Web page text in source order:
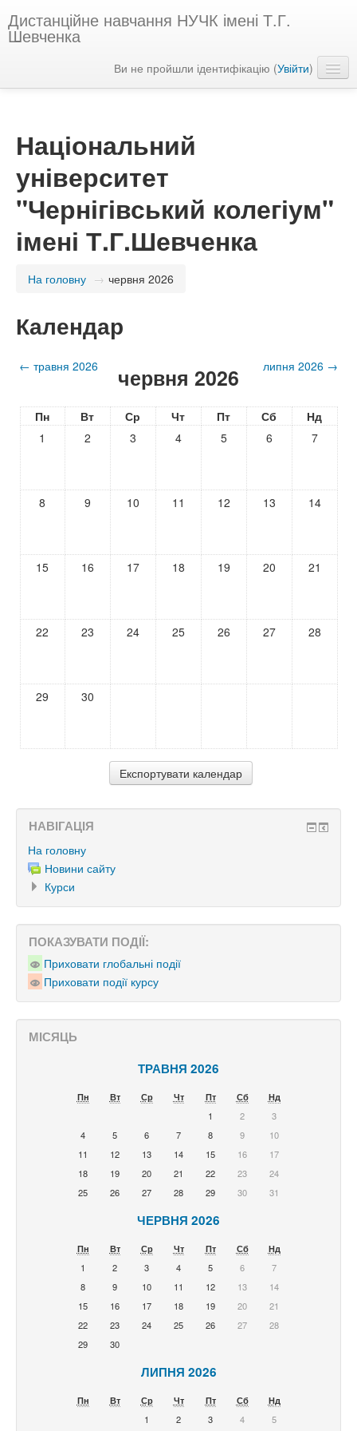
Дистанційне навчання НУЧК імені Т.Г.
Шевченка
Ви не пройшли ідентифікацію (Увійти)
Національний
університет
"Чернігівський колегіум"
імені Т.Г.Шевченка
На головну → червня 2026
Календар
← травня 2026 червня 2026 липня 2026 →
Пн Вт Ср Чт Пт Сб
Нд
1
2 3 4 5 6 7
8 9 10 11 12 13 14
15 16 17 18 19 20 21
22 23 24 25 26 27 28
29 30
НАВІГАЦІЯ
На головну
Новини сайту
Курси
ПОКАЗУВАТИ ПОДІЇ:
Приховати глобальні події
Приховати події курсу
МІСЯЦЬ
ТРАВНЯ 2026
Пн Вт Ср Чт Пт Сб
Нд
1
2
3
4
5 6 7 8 9
10
11
12 13 14 15 16
17
18
19 20 21 22 23
24
25
26 27 28 29 30 31
ЧЕРВНЯ 2026
Пн Вт Ср Чт Пт Сб
Нд
1
2 3 4 5 6
7
8
9 10 11 12 13
14
15
16 17 18 19 20
21
22
23 24 25 26 27
28
29
30
ЛИПНЯ 2026
Пн Вт Ср Чт Пт Сб
Нд
1
2 3 4 5